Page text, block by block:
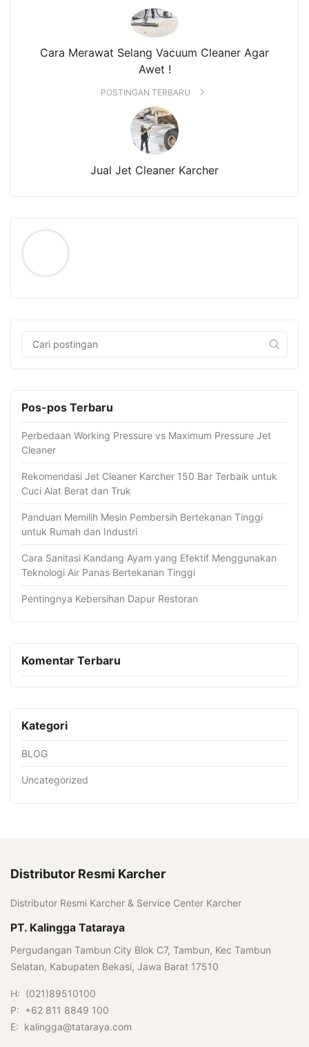
Cara Merawat Selang Vacuum Cleaner Agar
Awet !
POSTINGAN TERBARU
Jual Jet Cleaner Karcher
Pos-pos Terbaru
Perbedaan Working Pressure vs Maximum Pressure Jet
Cleaner
Rekomendasi Jet Cleaner Karcher 150 Bar Terbaik untuk
Cuci Alat Berat dan Truk
Panduan Memilih Mesin Pembersih Bertekanan Tinggi
untuk Rumah dan Industri
Cara Sanitasi Kandang Ayam yang Efektif Menggunakan
Teknologi Air Panas Bertekanan Tinggi
Pentingnya Kebersihan Dapur Restoran
Komentar Terbaru
Kategori
BLOG
Uncategorized
Distributor Resmi Karcher
Distributor Resmi Karcher & Service Center Karcher
PT. Kalingga Tataraya
Pergudangan Tambun City Blok C7, Tambun, Kec Tambun
Selatan, Kabupaten Bekasi, Jawa Barat 17510
H: (021)89510100
P: +62 811 8849 100
E: kalingga@tataraya.com